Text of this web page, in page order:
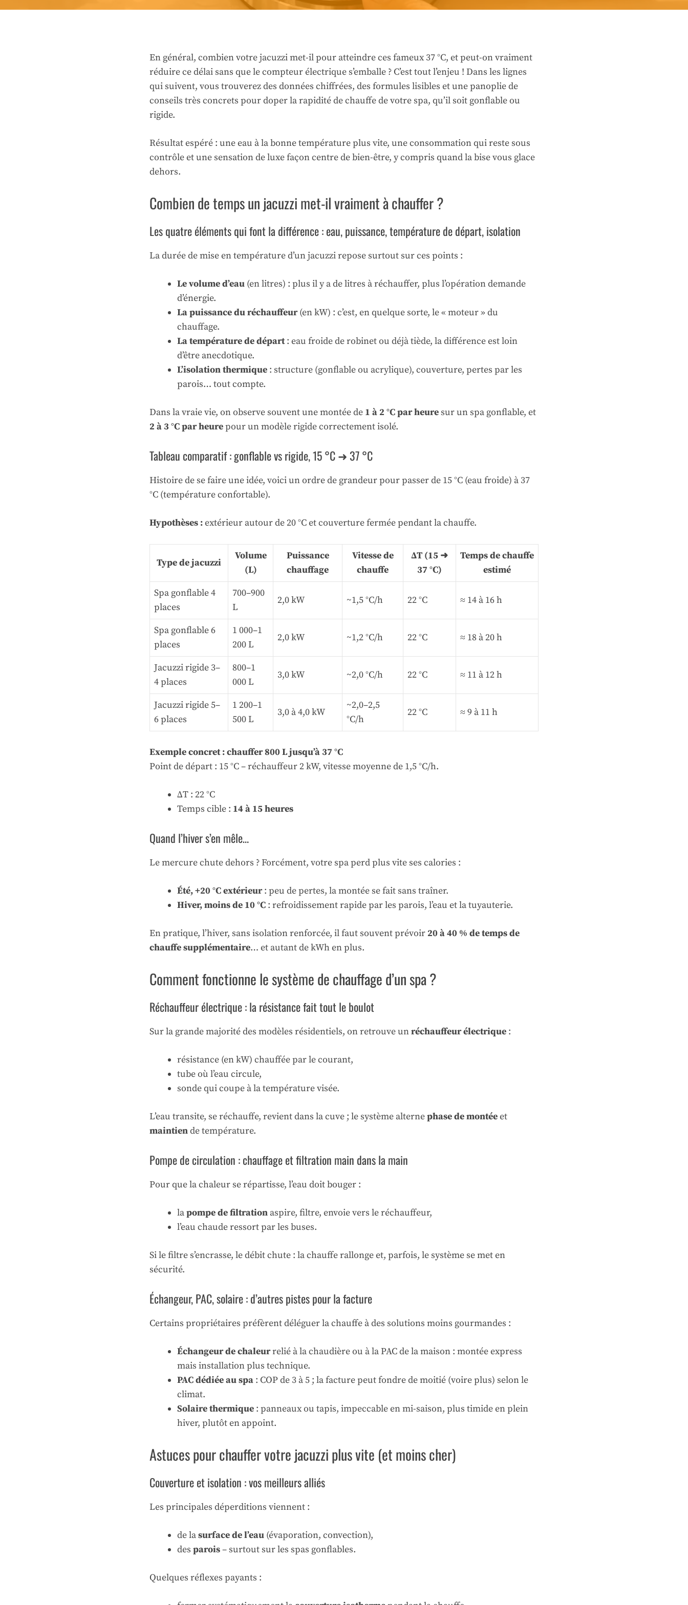
En général, combien votre jacuzzi met-il pour atteindre ces fameux 37 °C, et peut-on vraiment
réduire ce délai sans que le compteur électrique s’emballe ? C’est tout l’enjeu ! Dans les lignes
qui suivent, vous trouverez des données chiffrées, des formules lisibles et une panoplie de
conseils très concrets pour doper la rapidité de chauffe de votre spa, qu’il soit gonflable ou
rigide.
Résultat espéré : une eau à la bonne température plus vite, une consommation qui reste sous
contrôle et une sensation de luxe façon centre de bien-être, y compris quand la bise vous glace
dehors.
Combien de temps un jacuzzi met-il vraiment à chauffer ?
Les quatre éléments qui font la différence : eau, puissance, température de départ, isolation
La durée de mise en température d’un jacuzzi repose surtout sur ces points :
Le volume d’eau (en litres) : plus il y a de litres à réchauffer, plus l’opération demande
d’énergie.
La puissance du réchauffeur(en kW) : c’est, en quelque sorte, le « moteur » du
chauffage.
La température de départ: eau froide de robinet ou déjà tiède, la différence est loin
d’être anecdotique.
L’isolation thermique : structure (gonflable ou acrylique), couverture, pertes par les
parois… tout compte.
Dans la vraie vie, on observe souvent une montée de 1 à 2 °C par heure sur un spa gonflable, et
2 à 3 °C par heurepour un modèle rigide correctement isolé.
Tableau comparatif : gonflable vs rigide, 15 °C ➜ 37 °C
Histoire de se faire une idée, voici un ordre de grandeur pour passer de 15 °C (eau froide) à 37
°C (température confortable).
Hypothèses :extérieur autour de 20 °C et couverture fermée pendant la chauffe.
Type de jacuzzi
Volume
(L)
Puissance
chauffage
Vitesse de
chauffe
ΔT (15 ➜
37 °C)
Temps de chauffe
estimé
Spa gonflable 4
places
700–900
L
2,0 kW ~1,5 °C/h 22 °C ≈ 14 à 16 h
Spa gonflable 6
places
1 000–1
200 L
2,0 kW ~1,2 °C/h 22 °C ≈ 18 à 20 h
Jacuzzi rigide 3–
4 places
800–1
000 L
3,0 kW ~2,0 °C/h 22 °C ≈ 11 à 12 h
Jacuzzi rigide 5–
6 places
1 200–1
500 L
3,0 à 4,0 kW
~2,0–2,5
°C/h
22 °C ≈ 9 à 11 h
Exemple concret : chauffer 800 L jusqu’à 37 °C
Point de départ : 15 °C – réchauffeur 2 kW, vitesse moyenne de 1,5 °C/h.
ΔT : 22 °C
Temps cible : 14 à 15 heures
Quand l’hiver s’en mêle…
Le mercure chute dehors ? Forcément, votre spa perd plus vite ses calories :
Été, +20 °C extérieur: peu de pertes, la montée se fait sans traîner.
Hiver, moins de 10 °C : refroidissement rapide par les parois, l’eau et la tuyauterie.
En pratique, l’hiver, sans isolation renforcée, il faut souvent prévoir 20 à 40 % de temps de
chauffe supplémentaire… et autant de kWh en plus.
Comment fonctionne le système de chauffage d’un spa ?
Réchauffeur électrique : la résistance fait tout le boulot
Sur la grande majorité des modèles résidentiels, on retrouve unréchauffeur électrique :
résistance (en kW) chauffée par le courant,
tube où l’eau circule,
sonde qui coupe à la température visée.
L’eau transite, se réchauffe, revient dans la cuve ; le système alternephase de montéeet
maintiende température.
Pompe de circulation : chauffage et filtration main dans la main
Pour que la chaleur se répartisse, l’eau doit bouger :
lapompe de filtration aspire, filtre, envoie vers le réchauffeur,
l’eau chaude ressort par les buses.
Si le filtre s’encrasse, le débit chute : la chauffe rallonge et, parfois, le système se met en
sécurité.
Échangeur, PAC, solaire : d’autres pistes pour la facture
Certains propriétaires préfèrent déléguer la chauffe à des solutions moins gourmandes :
Échangeur de chaleurrelié à la chaudière ou à la PAC de la maison : montée express
mais installation plus technique.
PAC dédiée au spa : COP de 3 à 5 ; la facture peut fondre de moitié (voire plus) selon le
climat.
Solaire thermique : panneaux ou tapis, impeccable en mi-saison, plus timide en plein
hiver, plutôt en appoint.
Astuces pour chauffer votre jacuzzi plus vite (et moins cher)
Couverture et isolation : vos meilleurs alliés
Les principales déperditions viennent :
de lasurface de l’eau (évaporation, convection),
des parois– surtout sur les spas gonflables.
Quelques réflexes payants :